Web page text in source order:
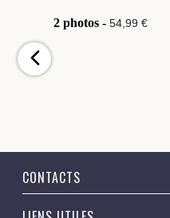
2 photos - 54,99 €
CONTACTS